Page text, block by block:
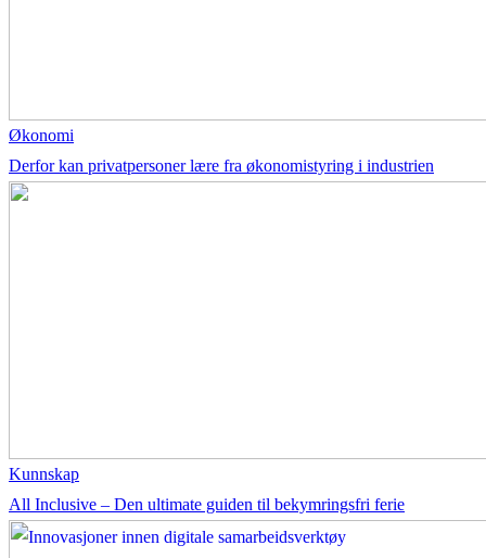
Økonomi
Derfor kan privatpersoner lære fra økonomistyring i industrien
Kunnskap
All Inclusive – Den ultimate guiden til bekymringsfri ferie